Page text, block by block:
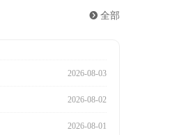
。但是，它的性质主要决
뀹 全部
2026-08-03
2026-08-02
2026-08-01